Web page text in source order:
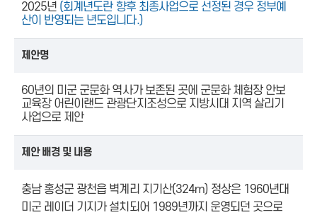
2025년 (회계년도란 향후 최종사업으로 선정된 경우 정부예
산이 반영되는 년도입니다.)
제안명
60년의 미군 군문화 역사가 보존된 곳에 군문화 체험장 안보
교육장 어린이랜드 관광단지조성으로 지방시대 지역 살리기
사업으로 제안
제안 배경 및 내용
충남 홍성군 광천읍 벽계리 지기산(324m) 정상은 1960년대
미군 레이더 기지가 설치되어 1989년까지 운영되던 곳으로